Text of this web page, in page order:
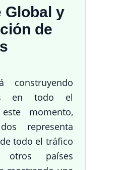
Global y
de
construyendo
en todo el
momento,
representa
todo el tráfico
países